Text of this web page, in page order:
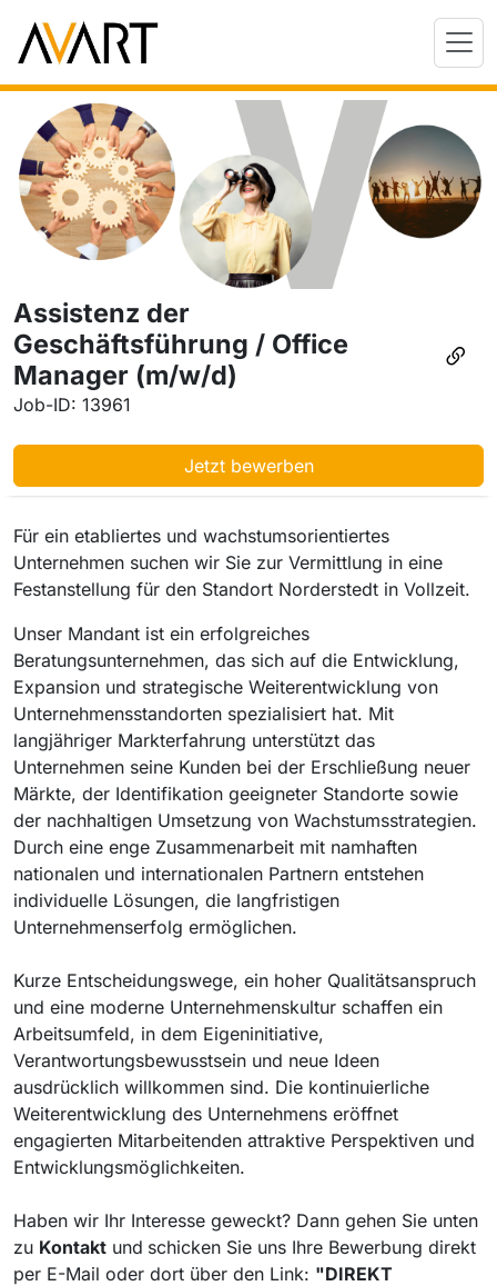
Assistenz der
Geschäftsführung / Office
Manager (m/w/d)
Job-ID: 13961
Jetzt bewerben
Für ein etabliertes und wachstumsorientiertes
Unternehmen suchen wir Sie zur Vermittlung in eine
Festanstellung für den Standort Norderstedt in Vollzeit.
Unser Mandant ist ein erfolgreiches
Beratungsunternehmen, das sich auf die Entwicklung,
Expansion und strategische Weiterentwicklung von
Unternehmensstandorten spezialisiert hat. Mit
langjähriger Markterfahrung unterstützt das
Unternehmen seine Kunden bei der Erschließung neuer
Märkte, der Identifikation geeigneter Standorte sowie
der nachhaltigen Umsetzung von Wachstumsstrategien.
Durch eine enge Zusammenarbeit mit namhaften
nationalen und internationalen Partnern entstehen
individuelle Lösungen, die langfristigen
Unternehmenserfolg ermöglichen.
Kurze Entscheidungswege, ein hoher Qualitätsanspruch
und eine moderne Unternehmenskultur schaffen ein
Arbeitsumfeld, in dem Eigeninitiative,
Verantwortungsbewusstsein und neue Ideen
ausdrücklich willkommen sind. Die kontinuierliche
Weiterentwicklung des Unternehmens eröffnet
engagierten Mitarbeitenden attraktive Perspektiven und
Entwicklungsmöglichkeiten.
Haben wir Ihr Interesse geweckt? Dann gehen Sie unten
zu Kontakt und schicken Sie uns Ihre Bewerbung direkt
per E-Mail oder dort über den Link: "DIREKT